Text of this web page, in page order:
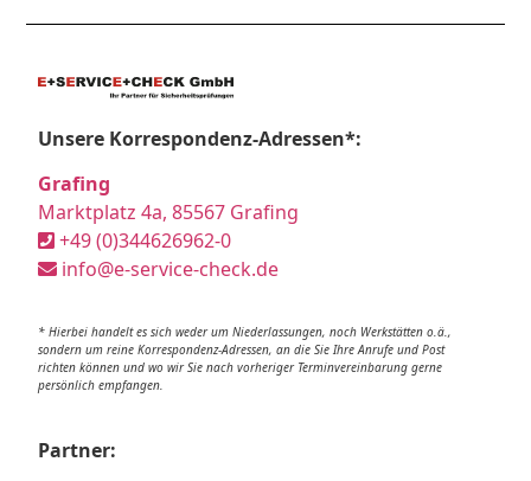
Unsere Korrespondenz-Adressen*:
Grafing
Marktplatz 4a, 85567 Grafing
+49 (0)344626962-0
info@e-service-check.de
* Hierbei handelt es sich weder um Niederlassungen, noch Werkstätten o.ä.,
sondern um reine Korrespondenz-Adressen, an die Sie Ihre Anrufe und Post
richten können und wo wir Sie nach vorheriger Terminvereinbarung gerne
persönlich empfangen.
Partner: